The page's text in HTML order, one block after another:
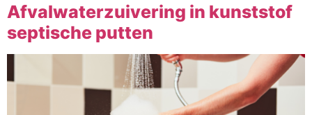
Afvalwaterzuivering in kunststof
septische putten